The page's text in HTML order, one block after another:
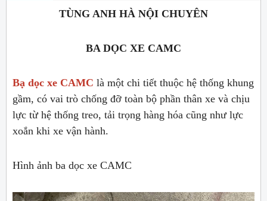
TÙNG ANH HÀ NỘI CHUYÊN
BA DỌC XE CAMC
Bạ dọc xe CAMC là một chi tiết thuộc hệ thống khung
gầm, có vai trò chống đỡ toàn bộ phần thân xe và chịu
lực từ hệ thống treo, tải trọng hàng hóa cũng như lực
xoắn khi xe vận hành.
Hình ảnh ba dọc xe CAMC